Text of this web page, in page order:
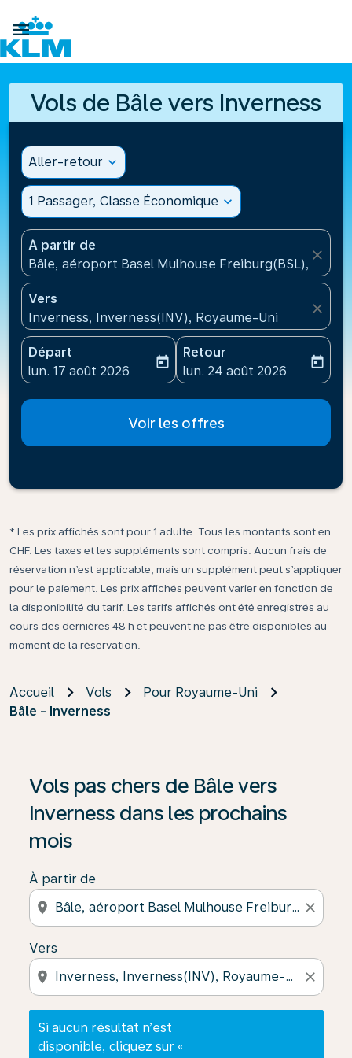

Vols de Bâle vers Inverness
Aller-retour expand_more
1 Passager, Classe Économique expand_more
À partir de
Bâle, aéroport Basel Mulhouse Freiburg(BSL), Suisse
close
Vers
Inverness, Inverness(INV), Royaume-Uni
close
Départ
fc-booking-departure-date-aria-label
lun. 17 août 2026
today
Retour
fc-booking-return-date-
lun. 24 août 2026
today
Voir les offres
* Les prix affichés sont pour 1 adulte. Tous les montants sont en
CHF. Les taxes et les suppléments sont compris. Aucun frais de
réservation n’est applicable, mais un supplément peut s’appliquer
pour le paiement. Les prix affichés peuvent varier en fonction de
la disponibilité du tarif. Les tarifs affichés ont été enregistrés au
cours des dernières 48 h et peuvent ne pas être disponibles au
moment de la réservation.
Accueil Vols
Pour Royaume-Uni
Bâle - Inverness
Vols pas chers de Bâle vers
Inverness dans les prochains
mois
À partir de
location_on close
Vers
location_on close
Si aucun résultat n’est
disponible, cliquez sur «
Si aucun résultat n’est disponible, cliquez sur «